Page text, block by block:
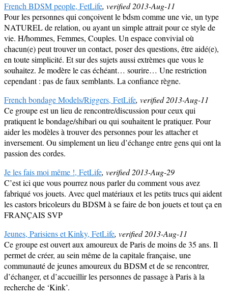
French BDSM people, FetLife, verified 2013-Aug-11
Pour les personnes qui conçoivent le bdsm comme une vie, un type
NATUREL de relation, ou ayant un simple attrait pour ce style de
vie. H/hommes, Femmes, Couples. Un espace convivial où
chacun(e) peut trouver un contact, poser des questions, être aidé(e),
en toute simplicité. Et sur des sujets aussi extrèmes que vous le
souhaitez. Je modère le cas échéant… sourire… Une restriction
cependant : pas de faux semblants. La confiance règne.
French bondage Models/Riggers, FetLife, verified 2013-Aug-11
Ce groupe est un lieu de rencontre/discussion pour ceux qui
pratiquent le bondage/shibari ou qui souhaitent le pratiquer. Pour
aider les modèles à trouver des personnes pour les attacher et
inversement. Ou simplement un lieu d’échange entre gens qui ont la
passion des cordes.
Je les fais moi même !, FetLife, verified 2013-Aug-29
C’est ici que vous pourrez nous parler du comment vous avez
fabriqué vos jouets. Avec quel matériaux et les petits trucs qui aident
les castors bricoleurs du BDSM à se faire de bon jouets et tout ça en
FRANÇAIS SVP
Jeunes, Parisiens et Kinky, FetLife, verified 2013-Aug-11
Ce groupe est ouvert aux amoureux de Paris de moins de 35 ans. Il
permet de créer, au sein même de la capitale française, une
communauté de jeunes amoureux du BDSM et de se rencontrer,
d’échanger, et d’accueillir les personnes de passage à Paris à la
recherche de ‘Kink’.